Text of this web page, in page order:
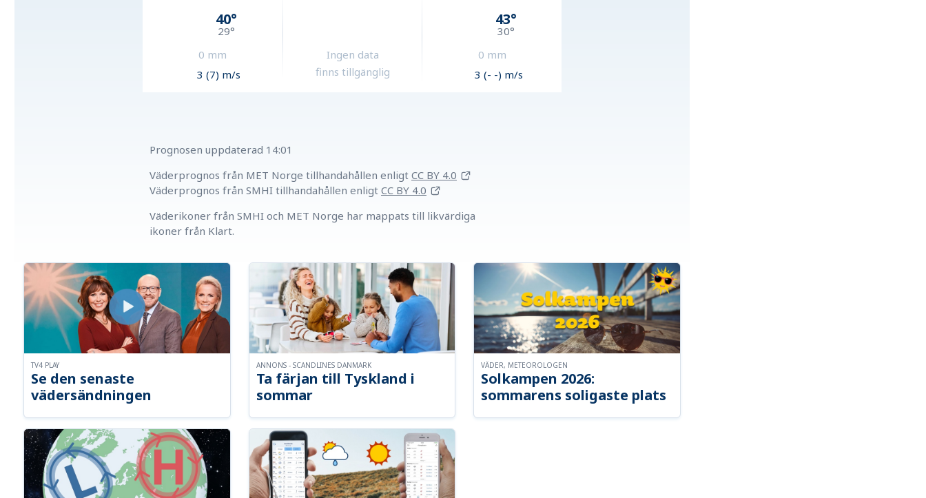
40°
29°
0 mm
3 (7) m/s
Ingen data
finns tillgänglig
43°
30°
0 mm
3 (- -) m/s
Prognosen uppdaterad 14:01
Väderprognos från MET Norge tillhandahållen enligt CC BY 4.0
Väderprognos från SMHI tillhandahållen enligt CC BY 4.0
Väderikoner från SMHI och MET Norge har mappats till likvärdiga
ikoner från Klart.
Se den senaste
vädersändningen
TV4 PLAY
Ta färjan till Tyskland i
sommar
ANNONS - SCANDLINES DANMARK
Solkampen 2026:
sommarens soligaste plats
VÄDER, METEOROLOGEN